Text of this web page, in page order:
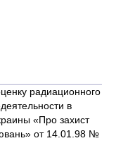
радиационного
в
«Про захист
от 14.01.98 №